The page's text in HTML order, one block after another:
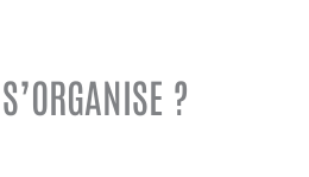
?